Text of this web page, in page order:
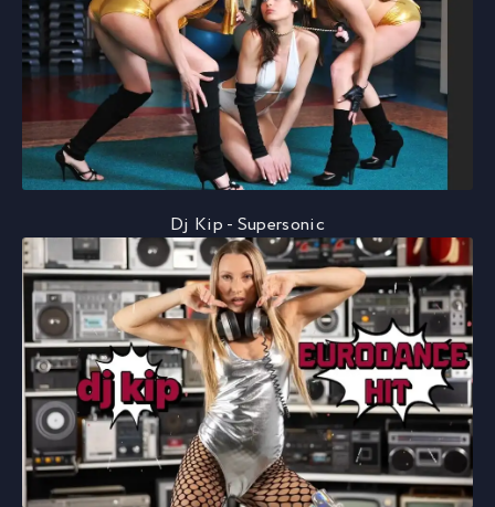
Dj Kip - Supersonic